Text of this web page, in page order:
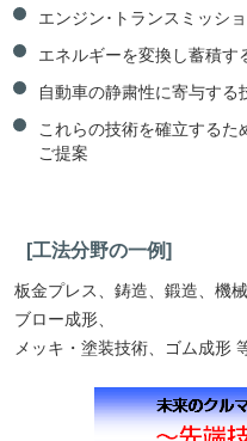
エンジン･トランスミッシ
エネルギーを変換し蓄積す
自動車の静粛性に寄与する
これらの技術を確立する
ご提案
[工法分野の一例]
板金プレス、鋳造、鍛造、機
ブロー成形、
メッキ・塗装技術、ゴム成形